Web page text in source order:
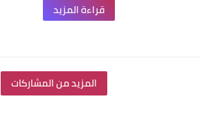
قراءة المزيد
المزيد من المشاركات